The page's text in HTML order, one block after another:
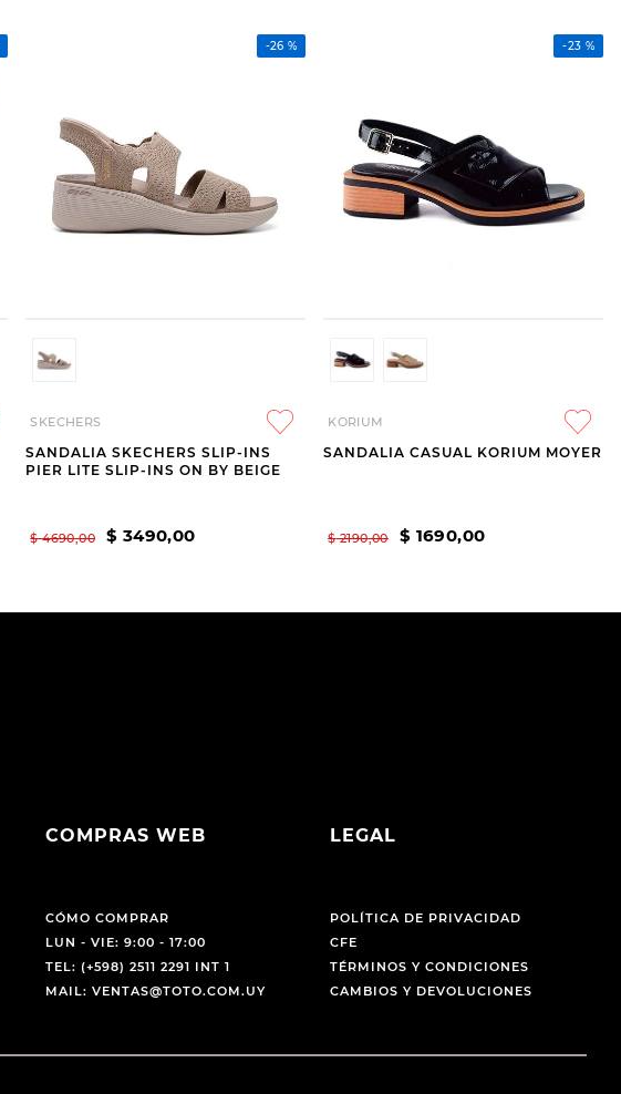
-26 %
SKECHERS
SANDALIA SKECHERS SLIP-INS
PIER LITE SLIP-INS ON BY BEIGE
$ 4690,00 $ 3490,00
-23 %
KORIUM
SANDALIA CASUAL KORIUM MOYER
$ 2190,00 $ 1690,00
COMPRAS WEB
CÓMO COMPRAR
LUN - VIE: 9:00 - 17:00
TEL: (+598) 2511 2291 INT 1
MAIL: VENTAS@TOTO.COM.UY
LEGAL
POLÍTICA DE PRIVACIDAD
CFE
TÉRMINOS Y CONDICIONES
CAMBIOS Y DEVOLUCIONES